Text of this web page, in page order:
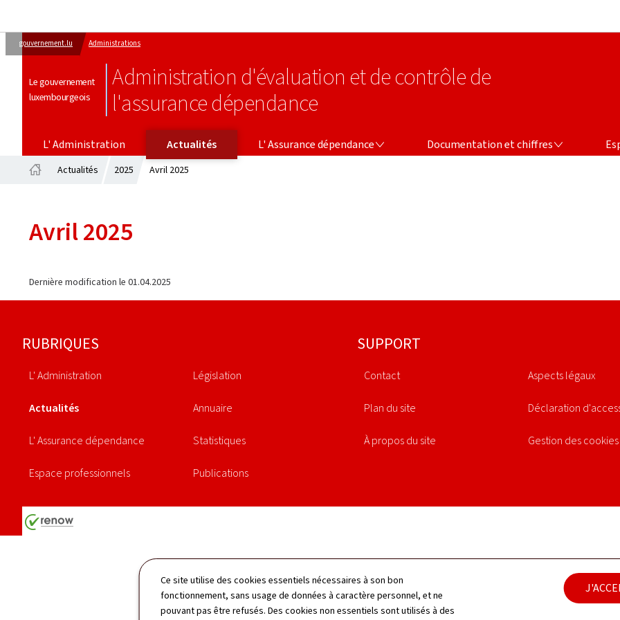
Ce site utilise des cookies essentiels nécessaires à son bon
fonctionnement, sans usage de données à caractère personnel, et ne
pouvant pas être refusés. Des cookies non essentiels sont utilisés à des
gouvernement.lu Administrations
Le gouvernement
luxembourgeois
Administration d'évaluation et de contrôle de
l'assurance dépendance
L' Administration Actualités L' Assurance dépendance Documentation et chiffres
Actualités 2025 Avril 2025
Avril 2025
Dernière modification le 01.04.2025
Pied
de
RUBRIQUES
L' Administration
Actualités
L' Assurance dépendance
Espace professionnels
Législation
Annuaire
Statistiques
Publications
SUPPORT
Contact
Plan du site
À propos du site
Aspects légaux
Déclaration
Gestion des cookies